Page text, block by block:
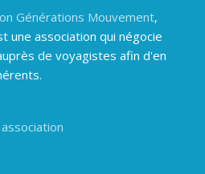
Générations Mouvement,
une association qui négocie
de voyagistes afin d'en